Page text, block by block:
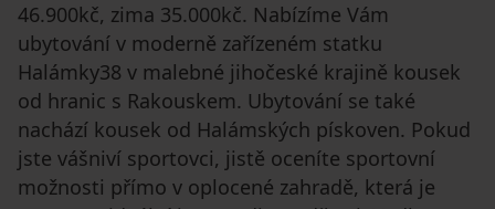
46.900kč, zima 35.000kč. Nabízíme Vám
ubytování v moderně zařízeném statku
Halámky38 v malebné jihočeské krajině kousek
od hranic s Rakouskem. Ubytování se také
nachází kousek od Halámských pískoven. Pokud
jste vášniví sportovci, jistě oceníte sportovní
možnosti přímo v oplocené zahradě, která je